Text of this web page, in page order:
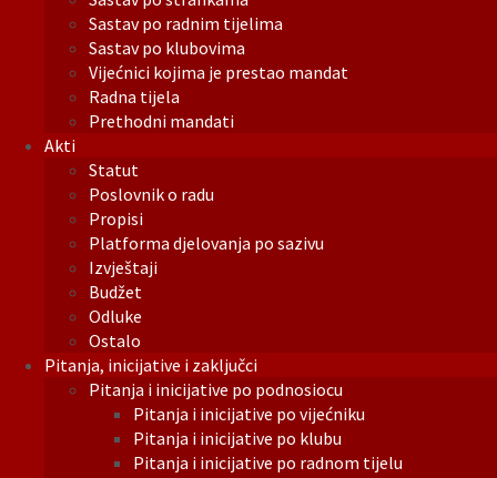
Sastav po radnim tijelima
Sastav po klubovima
Vijećnici kojima je prestao mandat
Radna tijela
Prethodni mandati
Akti
Statut
Poslovnik o radu
Propisi
Platforma djelovanja po sazivu
Izvještaji
Budžet
Odluke
Ostalo
Pitanja, inicijative i zaključci
Pitanja i inicijative po podnosiocu
Pitanja i inicijative po vijećniku
Pitanja i inicijative po klubu
Pitanja i inicijative po radnom tijelu